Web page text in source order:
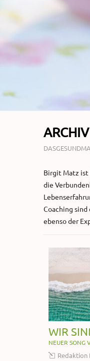
Birgit Matz ist
die
Coaching
ebenso der
WIR
NEUER SONG
Redaktion